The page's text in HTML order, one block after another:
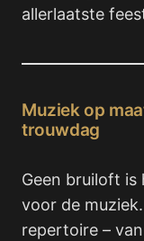
allerlaatste
Muziek op
trouwdag
Geen bruiloft
voor de
repertoire –